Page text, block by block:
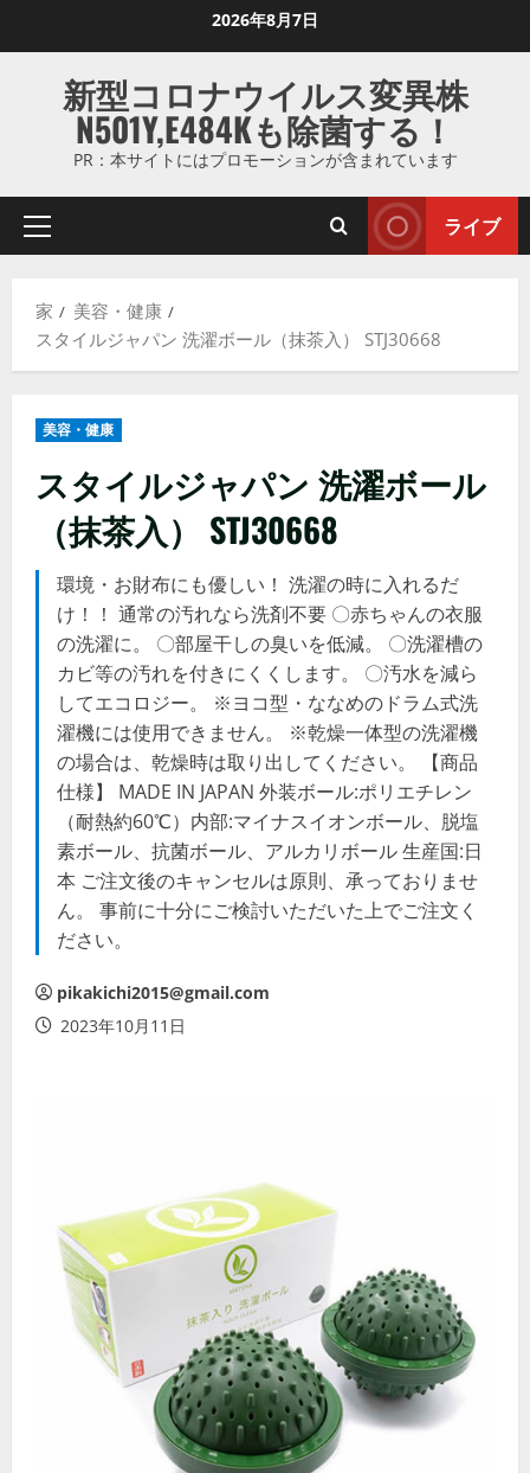
ス
ッ
す
2026年8月7日
新型コロナウイルス変異株
N501Y,E484Kも除菌する！
PR：本サイトにはプロモーションが含まれています
プ
マ
リ
ュ
ライブ
家
美容・健康
スタイルジャパン 洗濯ボール（抹茶入） STJ30668
美容・健康
スタイルジャパン 洗濯ボール
（抹茶入） STJ30668
環境・お財布にも優しい！ 洗濯の時に入れるだ
け！！ 通常の汚れなら洗剤不要 〇赤ちゃんの衣服
の洗濯に。 〇部屋干しの臭いを低減。 〇洗濯槽の
カビ等の汚れを付きにくくします。 〇汚水を減ら
してエコロジー。 ※ヨコ型・ななめのドラム式洗
濯機には使用できません。 ※乾燥一体型の洗濯機
の場合は、乾燥時は取り出してください。 【商品
仕様】 MADE IN JAPAN 外装ボール:ポリエチレン
（耐熱約60℃）内部:マイナスイオンボール、脱塩
素ボール、抗菌ボール、アルカリボール 生産国:日
本 ご注文後のキャンセルは原則、承っておりませ
ん。 事前に十分にご検討いただいた上でご注文く
ださい。
pikakichi2015@gmail.com
2023年10月11日